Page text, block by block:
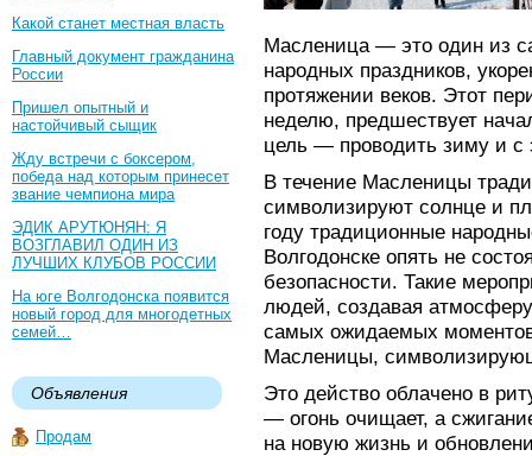
Какой станет местная власть
Главный документ гражданина
России
Пришел опытный и
настойчивый сыщик
Жду встречи с боксером,
победа над которым принесет
звание чемпиона мира
ЭДИК АРУТЮНЯН: Я
ВОЗГЛАВИЛ ОДИН ИЗ
ЛУЧШИХ КЛУБОВ РОССИИ
На юге Волгодонска появится
новый город для многодетных
семей…
Объявления
Продам
Масленица — это один из
народных праздников,
протяжении веков. Этот
неделю, предшествует
цель — проводить зиму и с
В течение Масленицы
символизируют солнце и
году традиционные
Волгодонске опять не
безопасности. Такие
людей, создавая
самых ожидаемых
Масленицы,
Это действо облачено в
— огонь очищает, а
на новую жизнь и